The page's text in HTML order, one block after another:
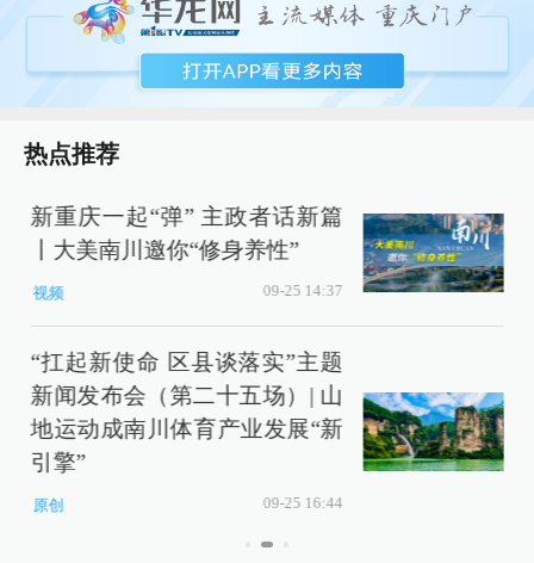
热点推荐
新重庆一起“弹” 主政者话新篇
丨大美南川邀你“修身养性”
视频 09-25 14:37
“扛起新使命 区县谈落实”主题
新闻发布会（第二十五场）| 山
地运动成南川体育产业发展“新
引擎”
原创 09-25 16:44